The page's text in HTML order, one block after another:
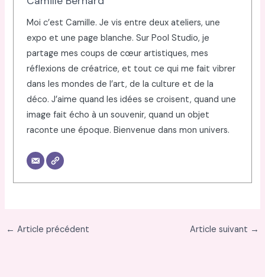
Moi c’est Camille. Je vis entre deux ateliers, une
expo et une page blanche. Sur Pool Studio, je
partage mes coups de cœur artistiques, mes
réflexions de créatrice, et tout ce qui me fait vibrer
dans les mondes de l’art, de la culture et de la
déco. J’aime quand les idées se croisent, quand une
image fait écho à un souvenir, quand un objet
raconte une époque. Bienvenue dans mon univers.
← Article précédent Article suivant →